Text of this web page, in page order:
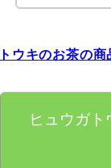
ウキのお茶の
ヒュウガ